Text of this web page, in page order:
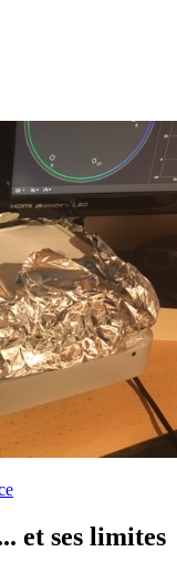
et ses limites